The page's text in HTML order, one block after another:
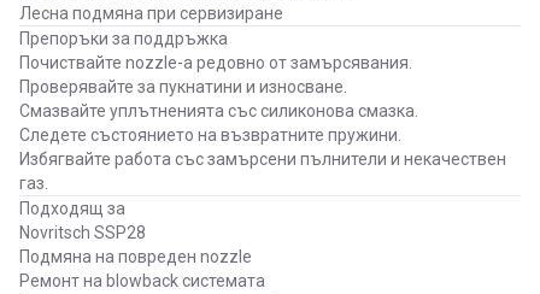
Лесна подмяна при сервизиране
Препоръки за поддръжка
Почиствайте nozzle-а редовно от замърсявания.
Проверявайте за пукнатини и износване.
Смазвайте уплътненията със силиконова смазка.
Следете състоянието на възвратните пружини.
Избягвайте работа със замърсени пълнители и некачествен
газ.
Подходящ за
Novritsch SSP28
Подмяна на повреден nozzle
Ремонт на blowback системата